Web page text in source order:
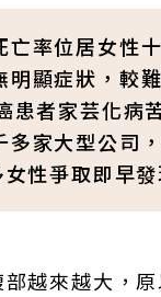
亡率位居女
明顯症狀，較
患者家芸化病
多家大型公司
性爭取即早發
越來越大，